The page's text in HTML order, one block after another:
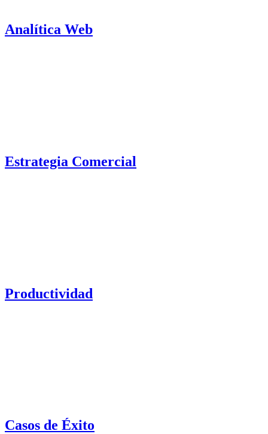
Analítica Web
Estrategia Comercial
Productividad
Casos de Éxito